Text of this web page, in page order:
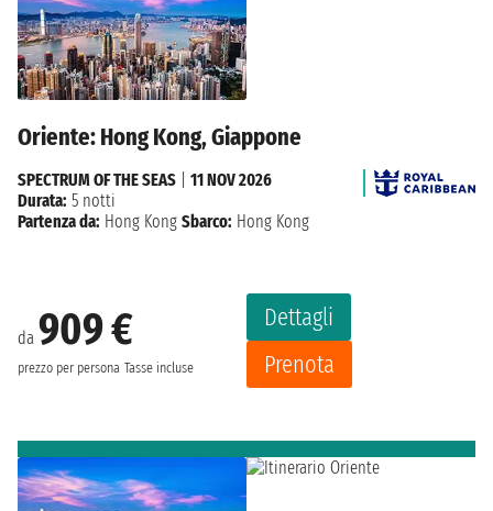
Oriente: Hong Kong, Giappone
da 909 €
prezzo per persona Tasse incluse
Dettagli
Prenota
SPECTRUM OF THE SEAS
11 NOV 2026
Durata: 5 notti
Partenza da: Hong Kong Sbarco: Hong Kong